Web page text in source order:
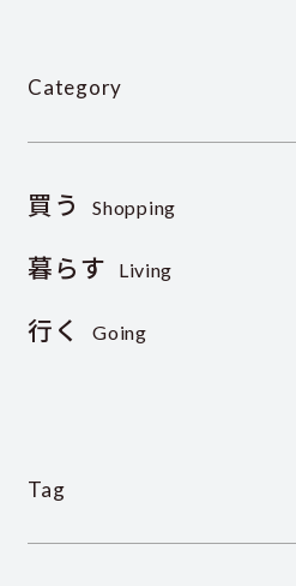
Category
買う Shopping
暮らす Living
行く Going
Tag